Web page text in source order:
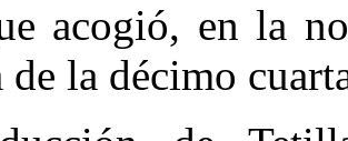
acogió, en la
de la décimo